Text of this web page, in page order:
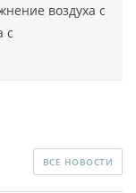
воздуха с
с
ВСЕ НОВОСТИ